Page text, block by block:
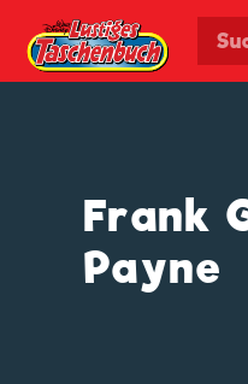
Walt
Frank
Payne